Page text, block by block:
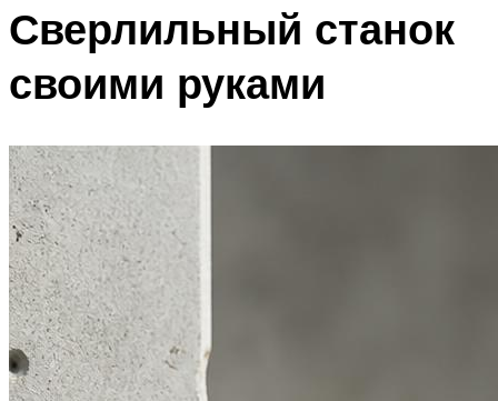
Сверлильный станок
своими руками